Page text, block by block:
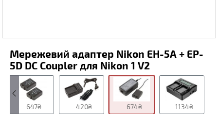
Мережевий адаптер Nikon EH-5A + EP-
5D DC Coupler для Nikon 1 V2
647₴ 420₴ 674₴ 1134₴